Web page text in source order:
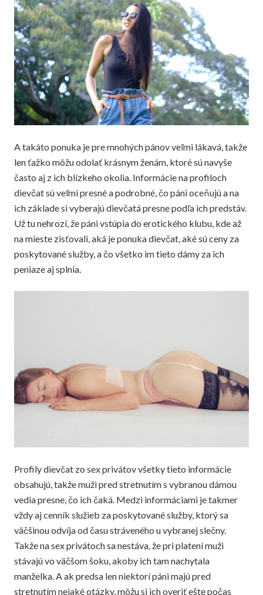
A takáto ponuka je pre mnohých pánov veľmi lákavá, takže
len ťažko môžu odolať krásnym ženám, ktoré sú navyše
často aj z ich blízkeho okolia. Informácie na profiloch
dievčat sú veľmi presné a podrobné, čo páni oceňujú a na
ich základe si vyberajú dievčatá presne podľa ich predstáv.
Už tu nehrozí, že páni vstúpia do erotického klubu, kde až
na mieste zisťovali, aká je ponuka dievčat, aké sú ceny za
poskytované služby, a čo všetko im tieto dámy za ich
peniaze aj splnia.
Profily dievčat zo sex privátov všetky tieto informácie
obsahujú, takže muži pred stretnutím s vybranou dámou
vedia presne, čo ich čaká. Medzi informáciami je takmer
vždy aj cenník služieb za poskytované služby, ktorý sa
väčšinou odvíja od času stráveného u vybranej slečny.
Takže na sex privátoch sa nestáva, že pri platení muži
stávajú vo väčšom šoku, akoby ich tam nachytala
manželka. A ak predsa len niektorí páni majú pred
stretnutím nejaké otázky, môžu si ich overiť ešte počas